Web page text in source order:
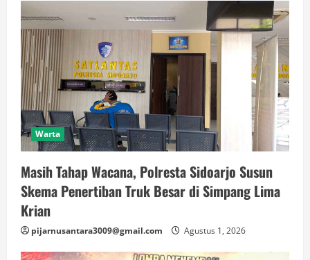
Warta
Masih Tahap Wacana, Polresta Sidoarjo Susun
Skema Penertiban Truk Besar di Simpang Lima
Krian
pijarnusantara3009@gmail.com Agustus 1, 2026